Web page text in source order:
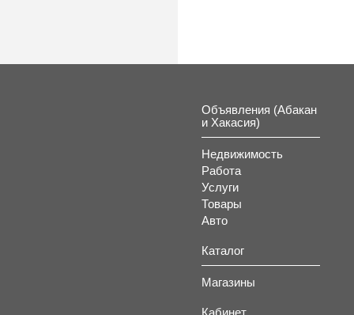
Объявления (Абакан
и Хакасия)
Недвижимость
Работа
Услуги
Товары
Авто
Каталог
Магазины
Кабинет